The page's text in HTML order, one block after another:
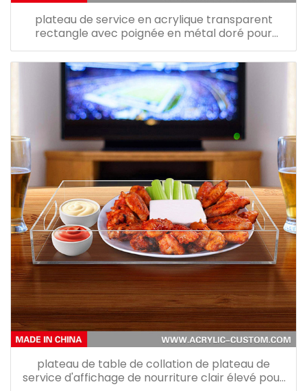
plateau de service en acrylique transparent
rectangle avec poignée en métal doré pour
plateaux de restaurant d'hôtel
plateau de table de collation de plateau de
service d'affichage de nourriture clair élevé pour